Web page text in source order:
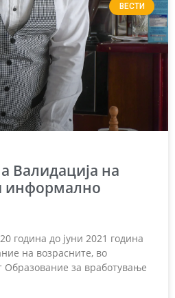
ВЕСТИ
Валидација на
информално
година до јуни 2021 година
на возрасните, во
Образование за вработување